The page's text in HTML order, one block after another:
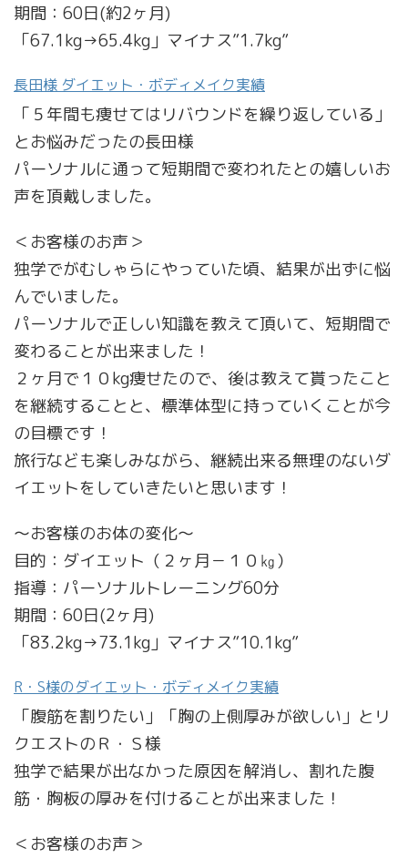
期間：60日(約2ヶ月)
「67.1kg→65.4kg」マイナス”1.7kg”
長田様 ダイエット・ボディメイク実績
「５年間も痩せてはリバウンドを繰り返している」
とお悩みだったの長田様
パーソナルに通って短期間で変われたとの嬉しいお
声を頂戴しました。
＜お客様のお声＞
独学でがむしゃらにやっていた頃、結果が出ずに悩
んでいました。
パーソナルで正しい知識を教えて頂いて、短期間で
変わることが出来ました！
２ヶ月で１０kg痩せたので、後は教えて貰ったこと
を継続することと、標準体型に持っていくことが今
の目標です！
旅行なども楽しみながら、継続出来る無理のないダ
イエットをしていきたいと思います！
～お客様のお体の変化～
目的：ダイエット（２ヶ月－１０㎏）
指導：パーソナルトレーニング60分
期間：60日(2ヶ月)
「83.2kg→73.1kg」マイナス”10.1kg”
R・S様のダイエット・ボディメイク実績
「腹筋を割りたい」「胸の上側厚みが欲しい」とリ
クエストのＲ・Ｓ様
独学で結果が出なかった原因を解消し、割れた腹
筋・胸板の厚みを付けることが出来ました！
＜お客様のお声＞